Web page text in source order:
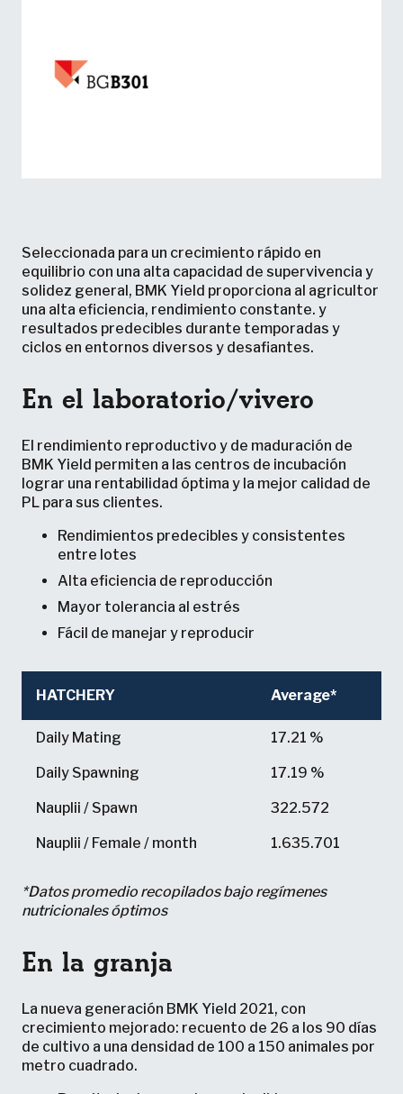
Seleccionada para un crecimiento rápido en
equilibrio con una alta capacidad de supervivencia y
solidez general, BMK Yield proporciona al agricultor
una alta eficiencia, rendimiento constante. y
resultados predecibles durante temporadas y
ciclos en entornos diversos y desafiantes.
En el laboratorio/vivero
El rendimiento reproductivo y de maduración de
BMK Yield permiten a las centros de incubación
lograr una rentabilidad óptima y la mejor calidad de
PL para sus clientes.
Rendimientos predecibles y consistentes
entre lotes
Alta eficiencia de reproducción
Mayor tolerancia al estrés
Fácil de manejar y reproducir
HATCHERY
Average*
HATCHERY
Average*
Daily Mating 17.21 %
Daily Spawning 17.19 %
Nauplii / Spawn 322.572
Nauplii / Female / month 1.635.701
*Datos promedio recopilados bajo regímenes
nutricionales óptimos
En la granja
La nueva generación BMK Yield 2021, con
crecimiento mejorado: recuento de 26 a los 90 días
de cultivo a una densidad de 100 a 150 animales por
metro cuadrado.